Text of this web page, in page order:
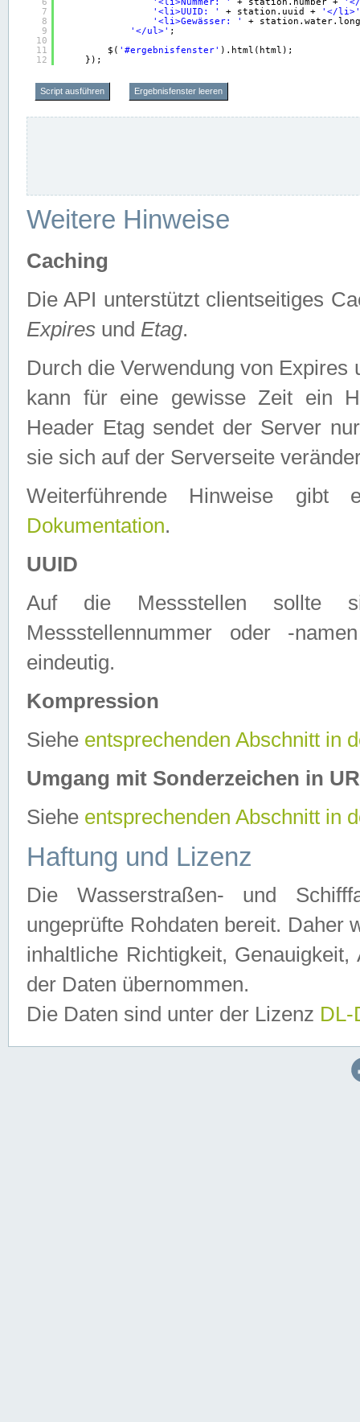
7
8
9
10
11
12
'<li>UUID: '
+ station.uuid +
'</li>'
'<li>Gewässer: '
+
'</ul>' ;
$( '#ergebnisfenster' ).html(html);
});
Script ausführen Ergebnisfenster leeren
Weitere Hinweise
Caching
Die API unterstützt clientseitiges
Expires und Etag.
Durch die Verwendung von
kann für eine gewisse Zeit ein
Header Etag sendet der Server
sie sich auf der Serverseite
Weiterführende Hinweise
Dokumentation.
UUID
Auf die Messstellen sollte
Messstellennummer oder -
eindeutig.
Kompression
Siehe entsprechenden Abschnitt in
Umgang mit Sonderzeichen in
Siehe entsprechenden Abschnitt in
Haftung und Lizenz
Die Wasserstraßen- und
ungeprüfte Rohdaten bereit. Daher
inhaltliche Richtigkeit,
der Daten übernommen.
Die Daten sind unter der Lizenz